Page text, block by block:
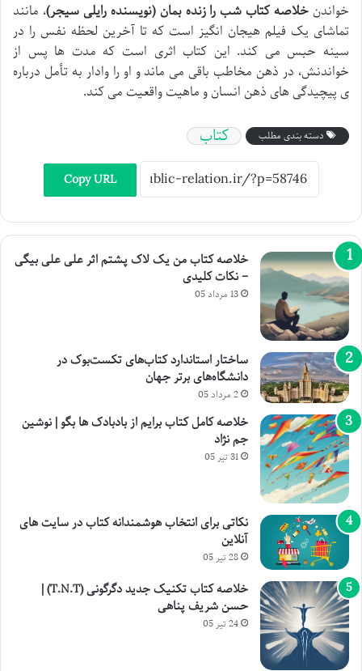
خواندنخلاصه کتاب شب را زنده بمان (نویسنده رایلی سیجر)، مانند
تماشای یک فیلم هیجان انگیز است که تا آخرین لحظه نفس را در
سینه حبس می کند. این کتاب اثری است که مدت ها پس از
خواندنش، در ذهن مخاطب باقی می ماند و او را وادار به تأمل درباره
ی پیچیدگی های ذهن انسان و ماهیت واقعیت می کند.
دسته بندی مطلب کتاب
Copy URL
خلاصه کتاب من یک لاک پشتم اثر علی علی بیگی
– نکات کلیدی
13 مرداد 05
ساختار استاندارد کتاب‌های تکست‌بوک در
دانشگاه‌های برتر جهان
2 مرداد 05
خلاصه کامل کتاب برایم از بادبادک ها بگو | نوشین
جم نژاد
31 تیر 05
نکاتی برای انتخاب هوشمندانه کتاب در سایت های
آنلاین
28 تیر 05
خلاصه کتاب تکنیک جدید دگرگونی (T.N.T) |
حسن شریف پناهی
24 تیر 05